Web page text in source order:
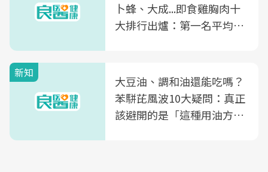
卜蜂、大成...即食雞胸肉十
大排行出爐：第一名平均一
新知
大豆油、調和油還能吃嗎？
苯駢芘風波10大疑問：真正
該避開的是「這種用油方